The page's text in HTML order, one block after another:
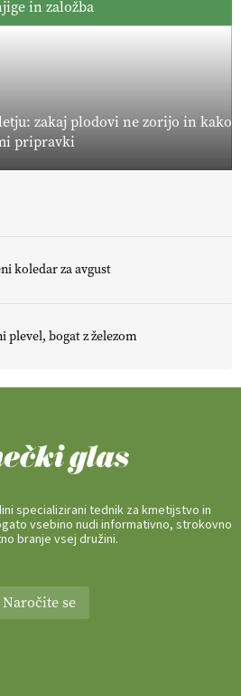
in založba
zakaj plodovi ne zorijo in kako
pripravki
koledar za avgust
plevel, bogat z železom
specializirani tednik za kmetijstvo in
vsebino nudi informativno, strokovno
branje vsej družini.
Naročite se